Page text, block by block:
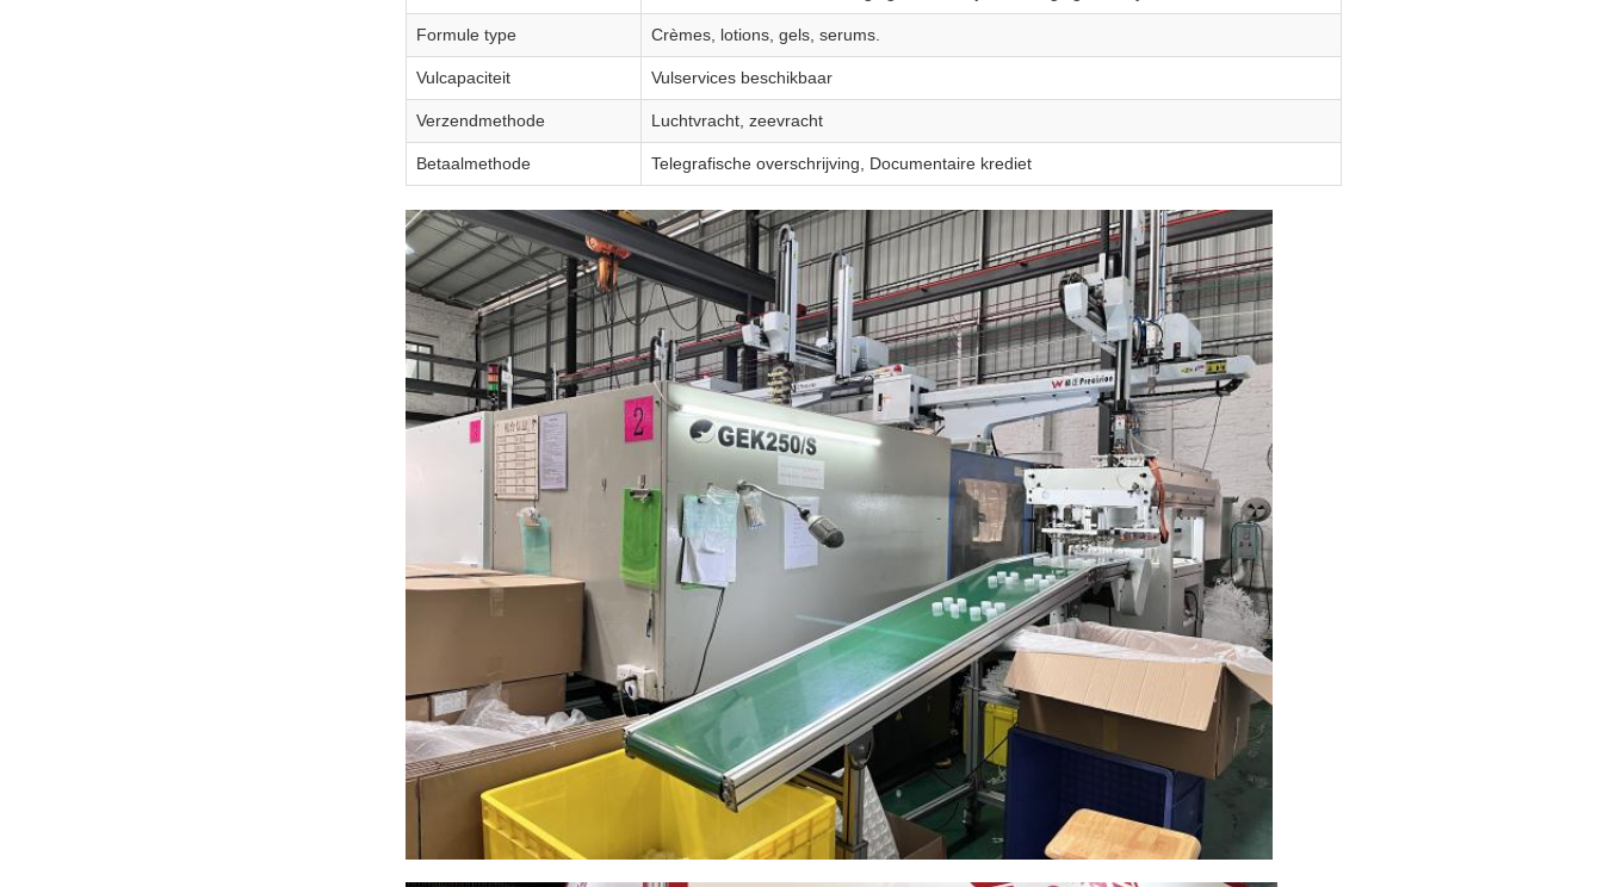
Formule type Crèmes, lotions, gels, serums.
Vulcapaciteit Vulservices beschikbaar
Verzendmethode Luchtvracht, zeevracht
Betaalmethode Telegrafische overschrijving, Documentaire krediet